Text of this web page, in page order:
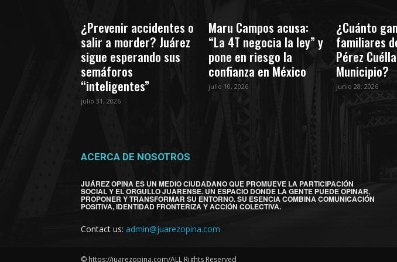
¿Prevenir accidentes o
salir a morder? Juárez
sigue esperando sus
semáforos
“inteligentes”
julio 31, 2026
Maru Campos acusa:
“La 4T negocia la ley” y
pone en riesgo la
confianza en México
julio 10, 2026
¿Cuánto
familiares
Pérez
Municipio?
junio 28, 2026
ACERCA DE NOSOTROS
JUÁREZ OPINA ES UN MEDIO CIUDADANO QUE PROMUEVE LA PARTICIPACIÓN
SOCIAL Y EL ORGULLO JUARENSE. UN ESPACIO DONDE LA GENTE PUEDE OPINAR,
PROPONER Y TRANSFORMAR SU ENTORNO. SU ESENCIA COMBINA COMUNICACIÓN
POSITIVA, IDENTIDAD FRONTERIZA Y ACCIÓN COLECTIVA.
Contact us: admin@juarezopina.com
© https://juarezopina.com/ALL Rights Reserved